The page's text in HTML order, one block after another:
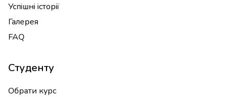
Успішні історії
Галерея
FAQ
Студенту
Обрати курс